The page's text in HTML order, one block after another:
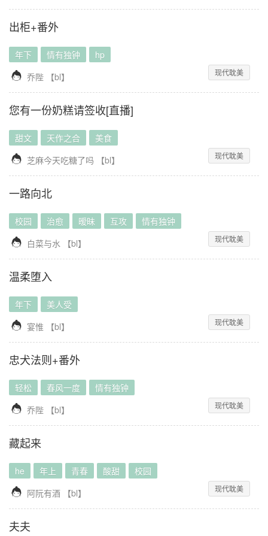
出柜+番外
年下 情有独钟 hp
 乔陛 【bl】 现代耽美
您有一份奶糕请签收[直播]
甜文 天作之合 美食
 芝麻今天吃糖了吗 【bl】 现代耽美
一路向北
校园 治愈 暧昧 互攻 情有独钟
 白菜与水 【bl】 现代耽美
温柔堕入
年下 美人受
 宴惟 【bl】 现代耽美
忠犬法则+番外
轻松 春风一度 情有独钟
 乔陛 【bl】 现代耽美
藏起来
he 年上 青春 酸甜 校园
 阿阮有酒 【bl】 现代耽美
夫夫